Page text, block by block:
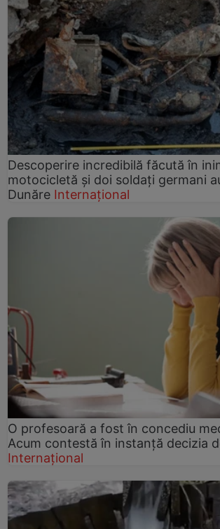
Descoperire incredibilă făcută în
motocicletă și doi soldați germani
Dunăre Internațional
O profesoară a fost în concediu
Acum contestă în instanță decizia
Internațional